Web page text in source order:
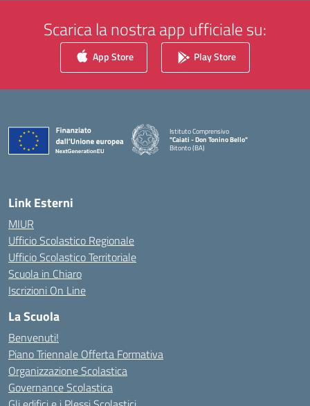
Scarica la nostra app ufficiale su:
App Store Play Store
Istituto Comprensivo
"Caiati - Don Tonino Bello"
Bitonto (BA)
Link Esterni
MIUR
Ufficio Scolastico Regionale
Ufficio Scolastico Territoriale
Scuola in Chiaro
Iscrizioni On Line
La Scuola
Benvenuti!
Piano Triennale Offerta Formativa
Organizzazione Scolastica
Governance Scolastica